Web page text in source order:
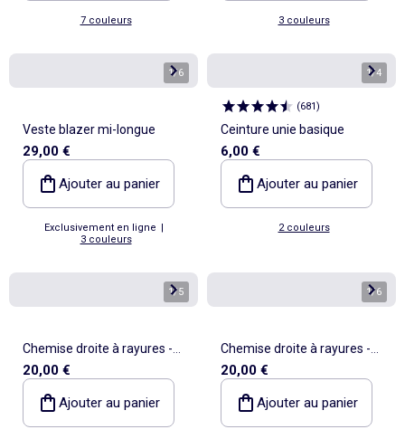
7 couleurs 3 couleurs
1/6
Veste blazer mi-longue
29,00 €
Ajouter au panier
Exclusivement en ligne |
3 couleurs
1/4
(681)
Ceinture unie basique
6,00 €
Ajouter au panier
2 couleurs
1/5
Chemise droite à rayures -
Facile à enfiler
20,00 €
Ajouter au panier
1/6
Chemise droite à rayures -
Facile à enfiler
20,00 €
Ajouter au panier